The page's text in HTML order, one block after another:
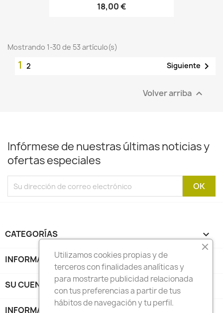
18,00 €
Mostrando 1-30 de 53 artículo(s)
1 2 Siguiente 
Volver arriba 
Infórmese de nuestras últimas noticias y
ofertas especiales
CATEGORÍAS 
INFORMACIÓN
SU CUENTA
INFORMACIÓN DE LA TIENDA
Utilizamos cookies propias y de
terceros con finalidades analíticas y
para mostrarte publicidad relacionada
con tus preferencias a partir de tus
hábitos de navegación y tu perfil.